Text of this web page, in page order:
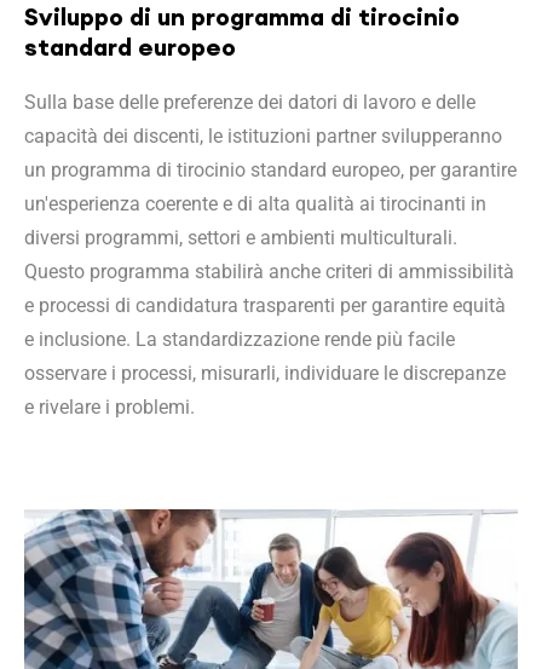
Sviluppo di un programma di tirocinio
standard europeo
Sulla base delle preferenze dei datori di lavoro e delle
capacità dei discenti, le istituzioni partner svilupperanno
un programma di tirocinio standard europeo, per garantire
un'esperienza coerente e di alta qualità ai tirocinanti in
diversi programmi, settori e ambienti multiculturali.
Questo programma stabilirà anche criteri di ammissibilità
e processi di candidatura trasparenti per garantire equità
e inclusione. La standardizzazione rende più facile
osservare i processi, misurarli, individuare le discrepanze
e rivelare i problemi.